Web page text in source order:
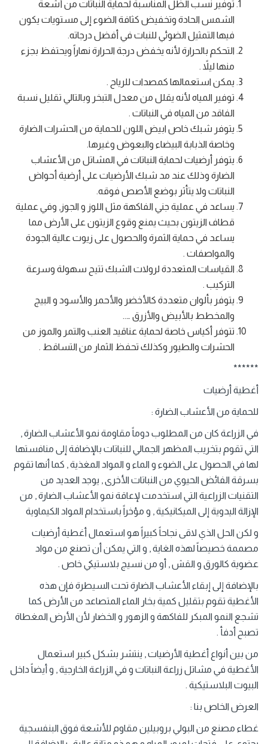
توفير نسب الظل المناسبة لحماية النباتات من أشعة
الشمس الحادة وتخفيض كثافة الضوء إلى مستويات يكون
فيها التمثيل الضوئي للنبات في أفضل درجاته.
التحكم بالحرارة لأنه يخفض درجة الحرارة نهاراً ويحتفظ بجزء
منها ليلاً .
يمكن استعمالها كمصدات للرياح .
توفير المياه لأنه يقلل من معدل التبخر وبالتالي تقليل نسبة
الفاقد من المياه في النباتات .
يتوفر شبك خاص ابيض اللون للحماية من الحشرات الضارة
وخاصة الذبابة البيضاء والبعوض وغيرها.
يتوفر أرضيات لحماية النباتات في المشاتل من الأعشاب
الضارة وذلك عند مد شبك الأرضيات على أرضية أحواض
النباتات ولا يتأثر بوضع الأصص فوقه.
يساعد في عملية جني الفاكهة مثل اللوز و الجوز, وفي عملية
قطاف الزيتون بحيث يمنع وقوع الزيتون على الأرض مما
يساعد في حماية الثمرة والحصول على زيوت عالية الجودة
والمواصفات .
القياسات المتعددة لرولات الشبك تتيح سهولة وسرعة
التركيب .
يتوفر بألوان متعددة كالأخضر والأحمر والأسود و البيج
والمخطط بالأبيض والأزرق …..
تتوفر أكياس خاصة لحماية عناقيد العنب والتمر والموز من
الحشرات والطيور وكذلك تحفظ الثمار من التساقط .
******
أغطية أرضيات
للحماية من الأعشاب الضارة :
في الزراعة كان من المطلوب دوماً مقاومة نمو الأعشاب الضارة ,
التي تقوم بتخريب المظهر الجمالي للنباتات بالإضافة إلى منافستها
لها في الحصول على الضوء و الماء و المواد المغذية , كما أنها تقوم
بسرقة الفائض الحيوي من النباتات الأخرى , يوجد العديد من
التقنيات الزراعية التي استخدمت لإعاقة نمو الأعشاب الضارة , من
الإزالة اليدوية إلى الميكانيكية , و مؤخراً باستخدام المواد الكيماوية
و لكن الحل الذي لاقى نجاحاً كبيراً هو استعمال أغطية أرضيات
مصممة خصيصاً لهذه الغاية , و التي يمكن أن تصنع من مواد
عضوية كالورق و القش , أو من نسيج بلاستيكي خاص .
بالإضافة إلى إبقاء الأعشاب الضارة تحت السيطرة فإن هذه
الأغطية تقوم بتقليل كمية بخار الماء المتصاعد من الأرض كما
تشجع النمو المبكر للفاكهة و الزهور و الخضار لأن الأرض المغطاة
تصبح أدفأ .
من بين أنواع أغطية الأرضيات , ينتشر بشكل كبير استعمال
الأغطية في مشاتل زراعة النباتات و في الزراعة الخارجية , و أيضاً داخل
البيوت البلاستيكية .
العرض الخاص بنا :
غطاء مصنع من البولي بروبيلين مقاوم للأشعة فوق البنفسجية